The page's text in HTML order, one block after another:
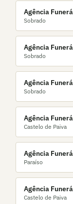
Agência
Fernandes &
Sobrado
Agência
Joaquim da
Sobrado
Agência
Joaquim da
Sobrado
Agência
Joaquim da
Castelo de Paiva
Agência
Joaquim da
Paraíso
Agência
Joaquim F. da
Castelo de Paiva